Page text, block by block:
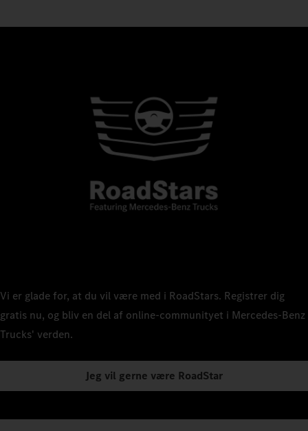
Vi er glade for, at du vil være med i RoadStars. Registrer dig
gratis nu, og bliv en del af online-communityet i Mercedes‑Benz
Trucks' verden.
Jeg vil gerne være RoadStar